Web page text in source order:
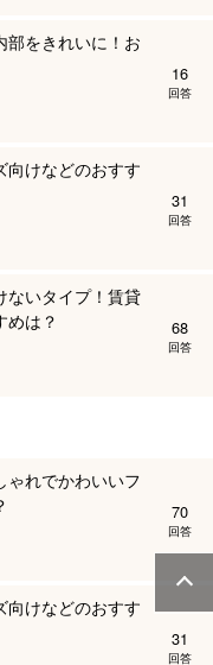
部をきれいに！お
16
回答
向けなどのおすす
31
回答
ないタイプ！賃貸
めは？
68
回答
ゃれでかわいいフ
70
回答
向けなどのおすす
31
回答